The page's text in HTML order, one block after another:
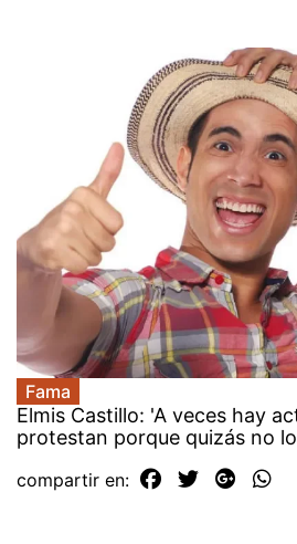
Fama
Elmis Castillo: 'A veces hay
protestan porque quizás no
compartir en: